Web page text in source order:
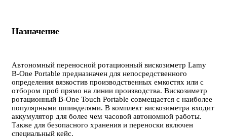
Назначение
Автономный переносной ротационный вискозиметр Lamy
B-One Portable предназначен для непосредственного
определения вязкости​в производственных емкостях или с
отбором проб прямо на линии производства. Вискозиметр
ротационный B-One Touch Portable совмещается с наиболее
популярными шпинделями. В комплект вискозиметра входит
аккумулятор для более чем часовой автономной работы.
Также для безопасного хранения и переноски включен
специальный кейс.